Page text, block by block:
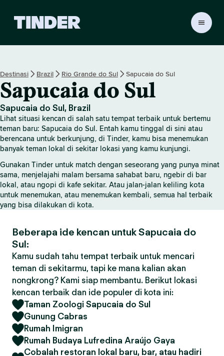
d
a
T
i
n
d
e
r
Destinasi Brazil Rio Grande do Sul Sapucaia do Sul
Sapucaia do Sul
Sapucaia do Sul, Brazil
Lihat situasi kencan di salah satu tempat terbaik untuk bertemu
teman baru: Sapucaia do Sul. Entah kamu tinggal di sini atau
berencana untuk berkunjung, di Tinder, kamu bisa menemukan
banyak teman lokal di sekitar lokasi yang kamu kunjungi.
Gunakan Tinder untuk match dengan seseorang yang punya minat
sama, menjelajahi malam bersama sahabat baru, ngebir di bar
lokal, atau ngopi di kafe sekitar. Atau jalan-jalan keliling kota
untuk menemukan, atau menemukan kembali, semua hal terbaik
yang bisa dilakukan di kota.
Beberapa ide kencan untuk Sapucaia do
Sul:
Kamu sudah tahu tempat terbaik untuk mencari
teman di sekitarmu, tapi ke mana kalian akan
nongkrong? Kami siap membantu. Berikut lokasi
kencan terbaik dan ide populer di kota ini:
Taman Zoologi Sapucaia do Sul
Gunung Cabras
Rumah Imigran
Rumah Budaya Lufredina Araújo Gaya
Cobalah restoran lokal baru, bar, atau hadiri